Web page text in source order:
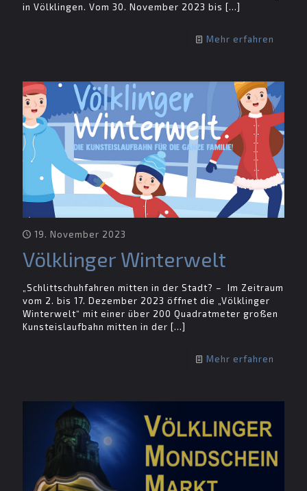
in Völklingen. Vom 30. November 2023 bis […]
Mehr erfahren
19. November 2023
Völklinger Winterwelt
„Schlittschuhfahren mitten in der Stadt? – Im Zeitraum
vom 2. bis 17. Dezember 2023 öffnet die „Völklinger
Winterwelt“ mit einer über 200 Quadratmeter großen
Kunsteislaufbahn mitten in der […]
Mehr erfahren